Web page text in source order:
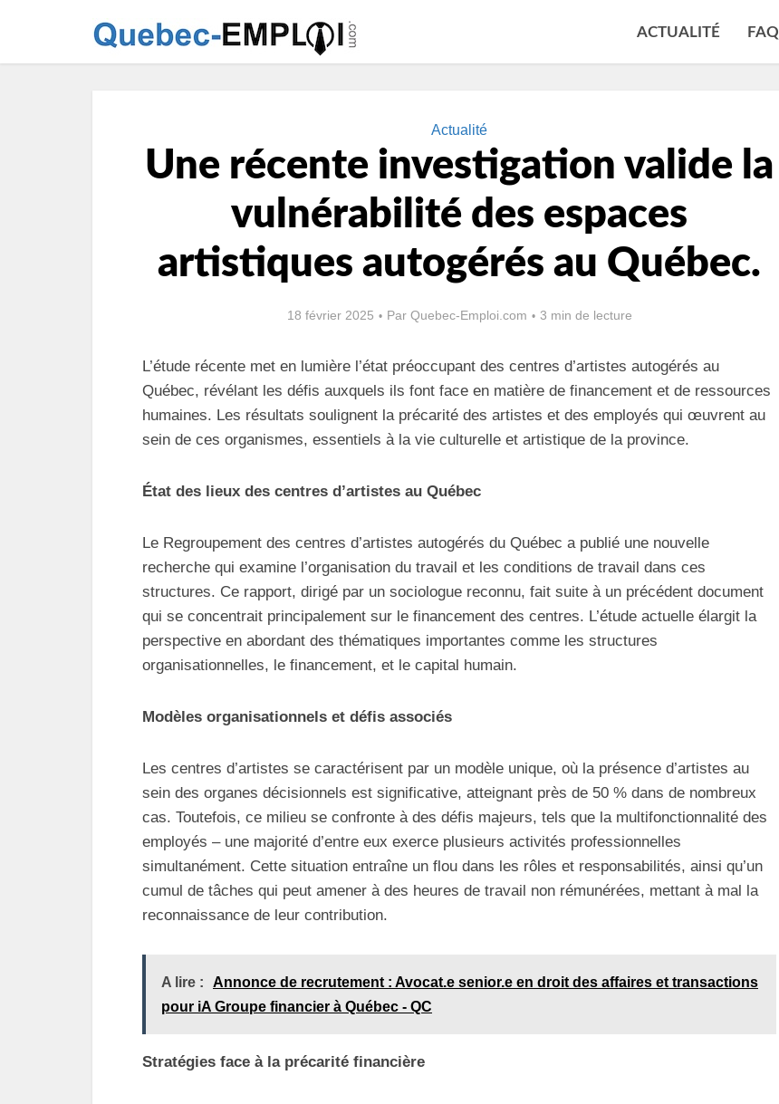
ACTUALITÉ FAQ
Actualité
Une récente investigation valide la
vulnérabilité des espaces
artistiques autogérés au Québec.
18 février 2025 Par Quebec-Emploi.com 3 min de lecture
L’étude récente met en lumière l’état préoccupant des centres d’artistes autogérés au
Québec, révélant les défis auxquels ils font face en matière de financement et de ressources
humaines. Les résultats soulignent la précarité des artistes et des employés qui œuvrent au
sein de ces organismes, essentiels à la vie culturelle et artistique de la province.
État des lieux des centres d’artistes au Québec
Le Regroupement des centres d’artistes autogérés du Québec a publié une nouvelle
recherche qui examine l’organisation du travail et les conditions de travail dans ces
structures. Ce rapport, dirigé par un sociologue reconnu, fait suite à un précédent document
qui se concentrait principalement sur le financement des centres. L’étude actuelle élargit la
perspective en abordant des thématiques importantes comme les structures
organisationnelles, le financement, et le capital humain.
Modèles organisationnels et défis associés
Les centres d’artistes se caractérisent par un modèle unique, où la présence d’artistes au
sein des organes décisionnels est significative, atteignant près de 50 % dans de nombreux
cas. Toutefois, ce milieu se confronte à des défis majeurs, tels que la multifonctionnalité des
employés – une majorité d’entre eux exerce plusieurs activités professionnelles
simultanément. Cette situation entraîne un flou dans les rôles et responsabilités, ainsi qu’un
cumul de tâches qui peut amener à des heures de travail non rémunérées, mettant à mal la
reconnaissance de leur contribution.
A lire :
Annonce de recrutement : Avocat.e senior.e en droit des affaires et transactions
pour iA Groupe financier à Québec - QC
Stratégies face à la précarité financière